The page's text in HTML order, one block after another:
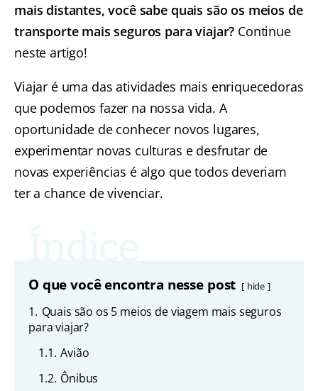
mais distantes, você sabe quais são os meios de
transporte mais seguros para viajar? Continue
neste artigo!
Viajar é uma das atividades mais enriquecedoras
que podemos fazer na nossa vida. A
oportunidade de conhecer novos lugares,
experimentar novas culturas e desfrutar de
novas experiências é algo que todos deveriam
ter a chance de vivenciar.
O que você encontra nesse post hide
1. Quais são os 5 meios de viagem mais seguros
para viajar?
1.1. Avião
1.2. Ônibus